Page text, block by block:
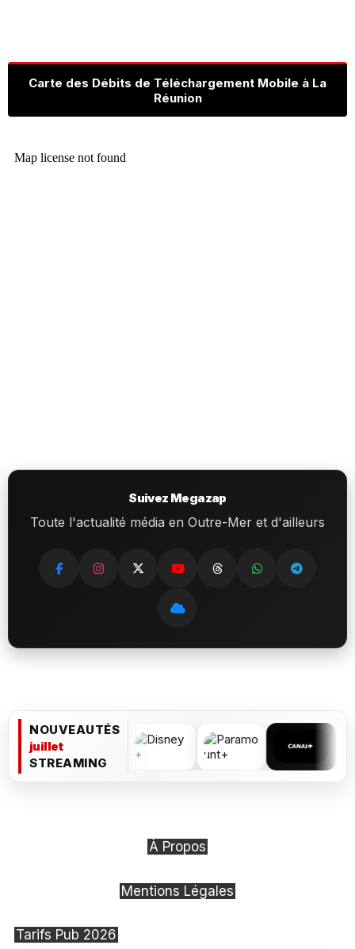
Carte des Débits de Téléchargement Mobile à La
Réunion
Suivez Megazap
Toute l'actualité média en Outre-Mer et d'ailleurs
NOUVEAUTÉS
juillet
STREAMING
À Propos
Mentions Légales
Tarifs Pub 2026